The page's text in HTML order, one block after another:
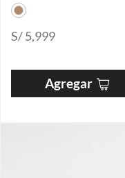
S/ 5,999
Agregar